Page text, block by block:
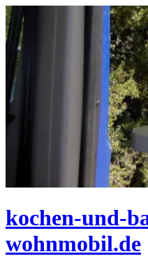
Zum
Inhalt
springen
kochen-und-
wohnmobil.de